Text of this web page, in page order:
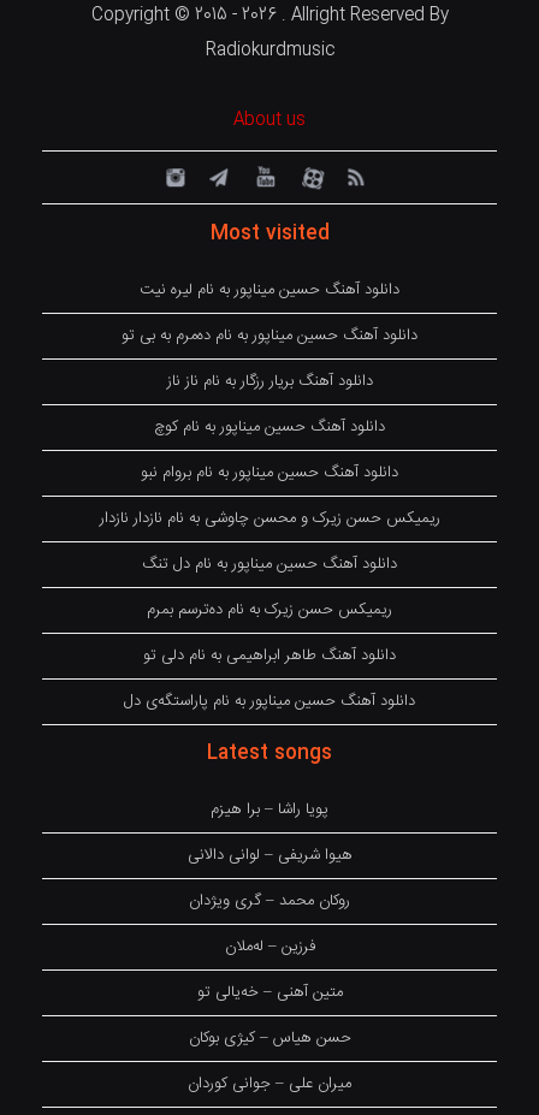
Copyright © 2015 - 2026 . Allright Reserved By
Radiokurdmusic
About us
Most visited
دانلود آهنگ حسین میناپور به نام لیره نیت
دانلود آهنگ حسین میناپور به نام دەمرم بە بی تو
دانلود آهنگ بریار رزگار به نام ناز ناز
دانلود آهنگ حسین میناپور به نام کوچ
دانلود آهنگ حسین میناپور به نام بروام نبو
ریمیکس حسن زیرک و محسن چاوشی به نام نازدار نازدار
دانلود آهنگ حسین میناپور به نام دل تنگ
ریمیکس حسن زیرک به نام دەترسم بمرم
دانلود آهنگ طاهر ابراهیمی به نام دلی تو
دانلود آهنگ حسین میناپور به نام پاراستگەی دل
Latest songs
پویا راشا – برا هیزم
هیوا شریفی – لوانی دالانی
روکان محمد – گری ویژدان
فرزین – لەملان
متین آهنی – خەیالی تو
حسن هیاس – کیژی بوکان
میران علی – جوانی کوردان